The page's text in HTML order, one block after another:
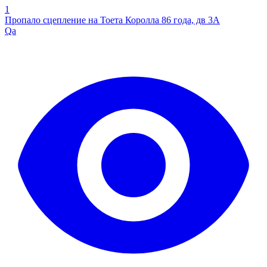
1
Пропало сцепление на Тоета Королла 86 года, дв 3A
Qa